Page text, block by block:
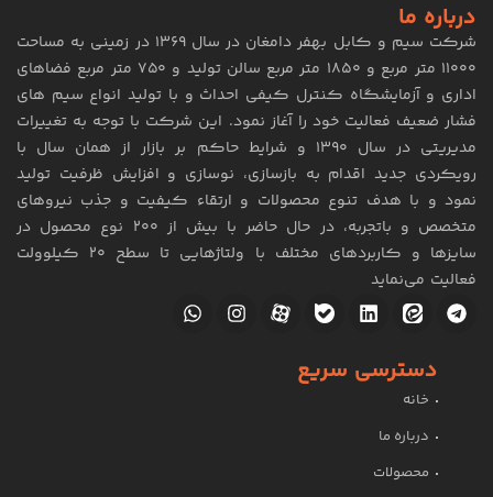
درباره ما
شرکت سیم و کابل بهفر دامغان در سال ۱۳۶۹ در زمینی به مساحت
۱۱۰۰۰ متر مربع و ۱۸۵۰ متر مربع سالن تولید و ۷۵۰ متر مربع فضاهای
اداری و آزمایشگاه کنترل کیفی احداث و با تولید انواع سیم های
فشار ضعیف فعالیت خود را آغاز نمود. این شرکت با توجه به تغییرات
مدیریتی در سال ۱۳۹۰ و شرایط حاکم بر بازار از همان سال با
رویکردی جدید اقدام به بازسازی، نوسازی و افزایش ظرفیت تولید
نمود و با هدف تنوع محصولات و ارتقاء کیفیت و جذب نیروهای
متخصص و باتجربه، در حال حاضر با بیش از 200 نوع محصول در
سایزها و کاربردهای مختلف با ولتاژهایی تا سطح ۲۰ کیلوولت
فعالیت می‌نماید
دسترسی سریع
خانه
درباره ما
محصولات